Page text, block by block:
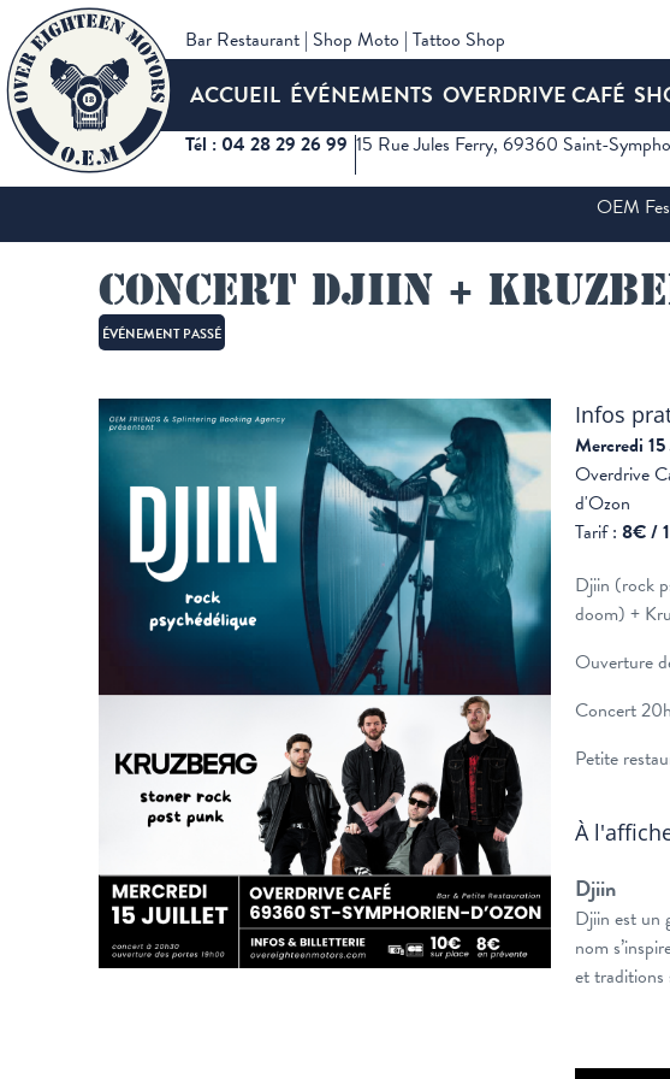
Bar Restaurant | Shop Moto | Tattoo Shop
ACCUEIL ÉVÉNEMENTS OVERDRIVE CAFÉ
Tél : 04 28 29 26 99 15 Rue Jules Ferry, 69360 Saint-
Accueil Événements Concert Djiin + Kruzberg
OEM
Concert Djiin +
ÉVÉNEMENT PASSÉ
Infos
Mercredi
Overdrive
d'Ozon
Tarif : 8€ /
Djiin (rock
doom) +
Ouverture
Concert
Petite
À
Djiin
Djiin est un
nom
et traditions
70, la